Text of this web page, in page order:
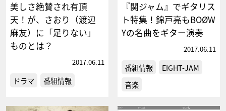
美しさ絶賛され有頂
天！が、さおり（渡辺
麻友）に「足りない」
ものとは？
2017.06.11
ドラマ 番組情報
『関ジャム』でギタリス
ト特集！錦戸亮もBOØW
Yの名曲をギター演奏
2017.06.11
番組情報
EIGHT-JAM
音楽